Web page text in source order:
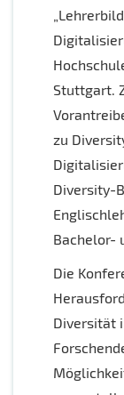
Stuttgart.
zu
Diversity-
Bachelor-
Die
Diversität